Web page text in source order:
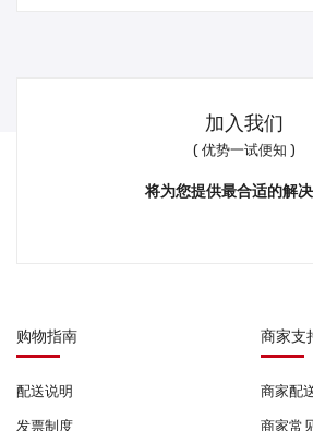
加入我们
( 优势一试便知 )
将为您提供最合适的解
购物指南
配送说明
发票制度
商家支
商家配
商家常